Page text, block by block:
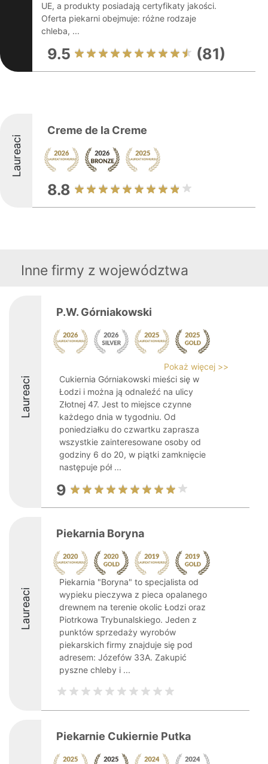
UE, a produkty posiadają certyfikaty jakości.
Oferta piekarni obejmuje: różne rodzaje
chleba, ...
9.5 (81)
Laureaci
Creme de la Creme
8.8
Inne firmy z województwa
Laureaci
P.W. Górniakowski
Pokaż więcej >>
Cukiernia Górniakowski mieści się w
Łodzi i można ją odnaleźć na ulicy
Złotnej 47. Jest to miejsce czynne
każdego dnia w tygodniu. Od
poniedziałku do czwartku zaprasza
wszystkie zainteresowane osoby od
godziny 6 do 20, w piątki zamknięcie
następuje pół ...
9
Laureaci
Piekarnia Boryna
Piekarnia "Boryna" to specjalista od
wypieku pieczywa z pieca opalanego
drewnem na terenie okolic Łodzi oraz
Piotrkowa Trybunalskiego. Jeden z
punktów sprzedaży wyrobów
piekarskich firmy znajduje się pod
adresem: Józefów 33A. Zakupić
pyszne chleby i ...
Piekarnie Cukiernie Putka